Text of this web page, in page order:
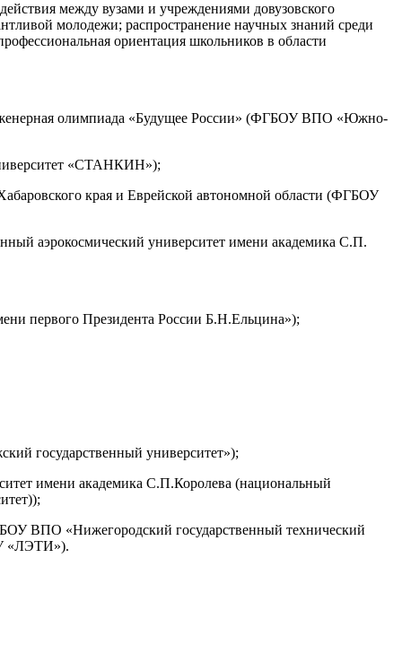
между вузами и учреждениями довузовского
молодежи; распространение научных знаний среди
ориентация школьников в области
олимпиада «Будущее России» (ФГБОУ ВПО «Южно-
«СТАНКИН»);
края и Еврейской автономной области (ФГБОУ
аэрокосмический университет имени академика С.П.
первого Президента России Б.Н.Ельцина»);
государственный университет»);
имени академика С.П.Королева (национальный
);
ВПО «Нижегородский государственный технический
«ЛЭТИ»).